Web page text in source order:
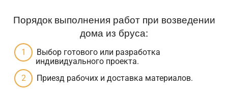
Порядок выполнения работ при возведении
дома из бруса:
Выбор готового или разработка
индивидуального проекта.
Приезд рабочих и доставка материалов.